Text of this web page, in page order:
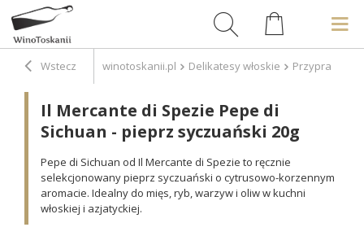
Wstecz winotoskanii.pl Delikatesy włoskie Przyprawy
Il Mercante di Spezie Pepe di
Sichuan - pieprz syczuański 20g
Pepe di Sichuan od Il Mercante di Spezie to ręcznie
selekcjonowany pieprz syczuański o cytrusowo-korzennym
aromacie. Idealny do mięs, ryb, warzyw i oliw w kuchni
włoskiej i azjatyckiej.